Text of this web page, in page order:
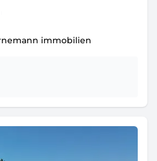
immobilien